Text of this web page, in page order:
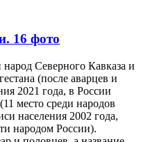
16 фото
Северного Кавказа и
(после аварцев и
2021 года, в России
место среди народов
населения 2002 года,
народом России).